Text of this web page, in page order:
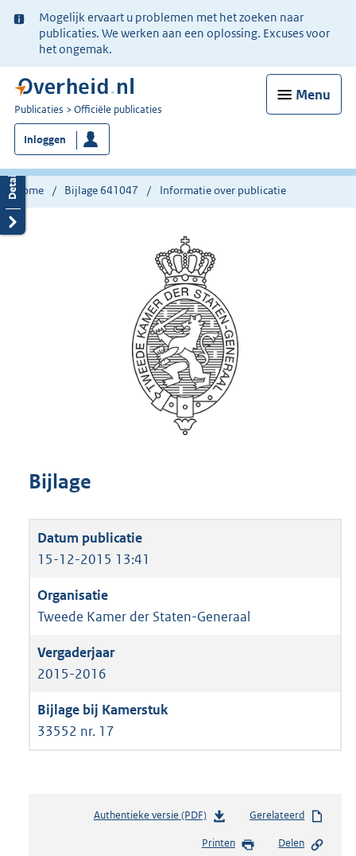
Ter
informatie:
Mogelijk ervaart u problemen met het zoeken naar
publicaties. We werken aan een oplossing. Excuses voor
het ongemak.
Menu
U
bent
nu
hier:
Publicaties Officiële publicaties
Inloggen
Home Bijlage 641047 Informatie over publicatie
Bijlage
15-12-2015 13:41
Tweede Kamer der Staten-Generaal
2015-2016
33552 nr. 17
Authentieke versie (PDF)b
s
Gerelateerd
Printen Delen